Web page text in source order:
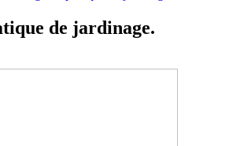
de jardinage.